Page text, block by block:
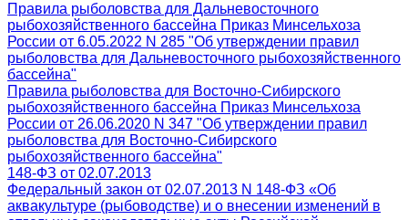
Правила рыболовства для Дальневосточного
рыбохозяйственного бассейна Приказ Минсельхоза
России от 6.05.2022 N 285 "Об утверждении правил
рыболовства для Дальневосточного рыбохозяйственного
бассейна"
Правила рыболовства для Восточно-Сибирского
рыбохозяйственного бассейна Приказ Минсельхоза
России от 26.06.2020 N 347 "Об утверждении правил
рыболовства для Восточно-Сибирского
рыбохозяйственного бассейна"
148-ФЗ от 02.07.2013
Федеральный закон от 02.07.2013 N 148-ФЗ «Об
аквакультуре (рыбоводстве) и о внесении изменений в